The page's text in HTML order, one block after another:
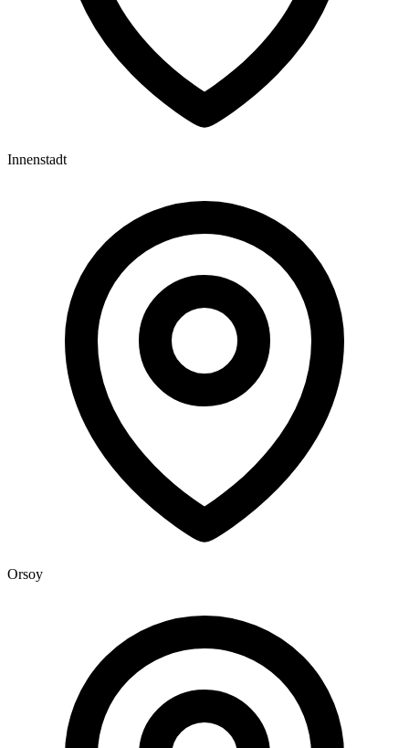
Innenstadt
Orsoy